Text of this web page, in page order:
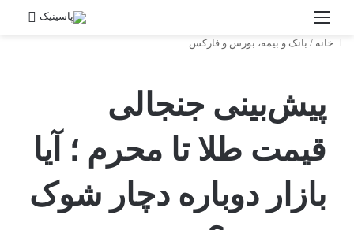
منو
خانه / بانک و بیمه، بورس و فارکس
پیش‌بینی جنجالی
قیمت طلا تا محرم ؛ آیا
بازار دوباره دچار شوک